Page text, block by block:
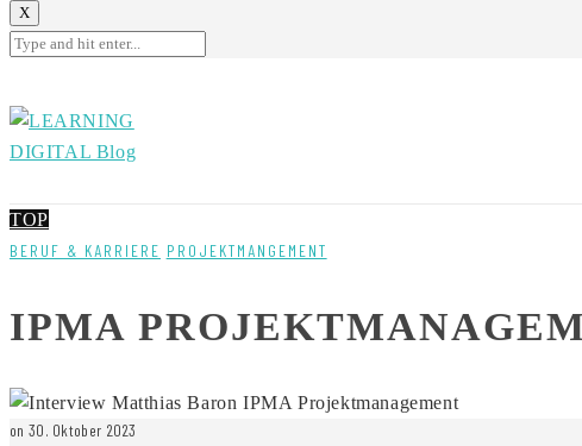
X
TOP
BERUF & KARRIERE PROJEKTMANGEMENT
IPMA
on 30. Oktober 2023